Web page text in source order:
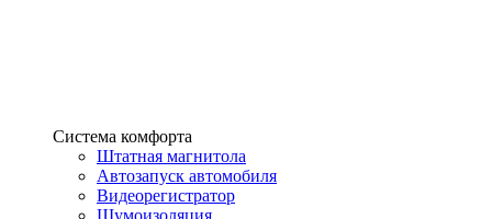
Система комфорта
Штатная магнитола
Автозапуск автомобиля
Видеорегистратор
Шумоизоляция